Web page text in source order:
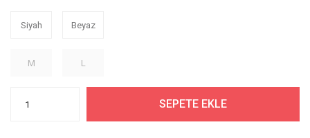
Siyah Beyaz
M L
SEPETE EKLE